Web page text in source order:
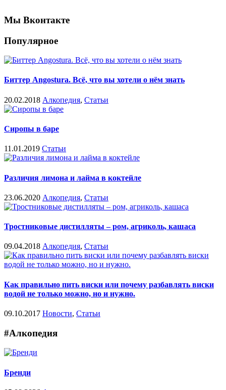
Мы Вконтакте
Популярное
Биттер Angostura. Всё, что вы хотели о нём знать
20.02.2018 Алкопедия, Статьи
Сиропы в баре
11.01.2019 Статьи
Различия лимона и лайма в коктейле
23.06.2020 Алкопедия, Статьи
Тростниковые дистилляты – ром, агриколь, кашаса
09.04.2018 Алкопедия, Статьи
Как правильно пить виски или почему разбавлять виски
водой не только можно, но и нужно.
09.10.2017 Новости, Статьи
#Алкопедия
Бренди